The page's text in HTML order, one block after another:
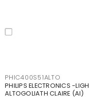
PHIC400S51ALTO
PHILIPS ELECTRONICS -
ALTOGOLIATH CLAIRE (AI)